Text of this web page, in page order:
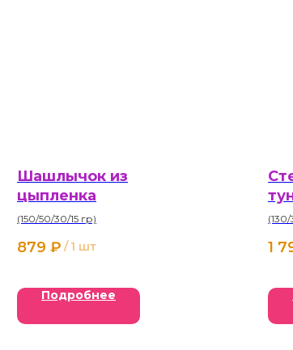
Шашлычок из
цыпленка
(150/50/30/15 гр)
879 ₽ / 1 шт
Подробнее
1